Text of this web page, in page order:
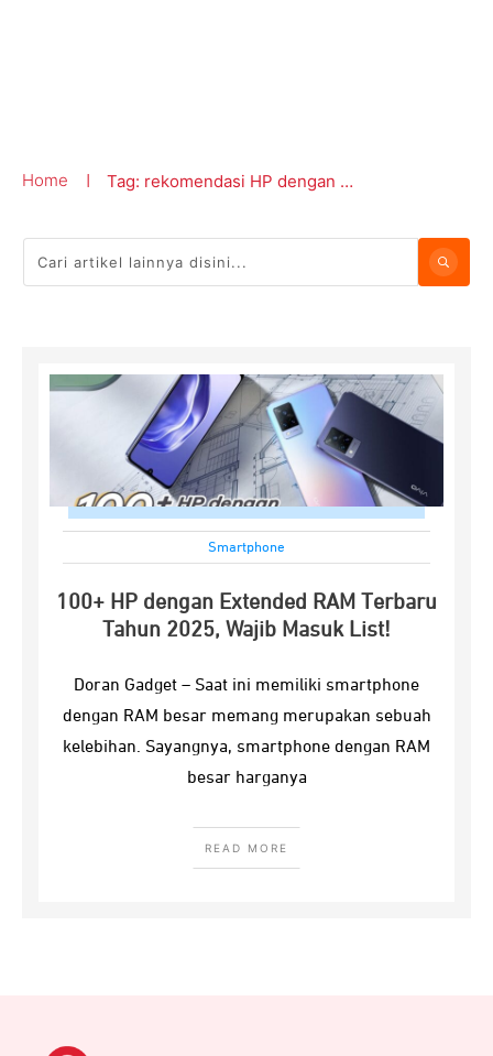
Home Tag: rekomendasi HP dengan RAM Expansion
Smartphone
100+ HP dengan Extended RAM Terbaru
Tahun 2025, Wajib Masuk List!
Doran Gadget – Saat ini memiliki smartphone
dengan RAM besar memang merupakan sebuah
kelebihan. Sayangnya, smartphone dengan RAM
besar harganya
READ MORE